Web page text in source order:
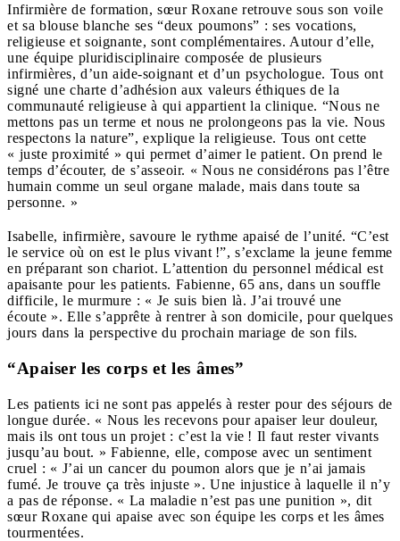
Infirmière de formation, sœur Roxane retrouve sous son voile
et sa blouse blanche ses “deux poumons” : ses vocations,
religieuse et soignante, sont complémentaires. Autour d’elle,
une équipe pluridisciplinaire composée de plusieurs
infirmières, d’un aide-soignant et d’un psychologue. Tous ont
signé une charte d’adhésion aux valeurs éthiques de la
communauté religieuse à qui appartient la clinique. “Nous ne
mettons pas un terme et nous ne prolongeons pas la vie. Nous
respectons la nature”, explique la religieuse. Tous ont cette
« juste proximité » qui permet d’aimer le patient. On prend le
temps d’écouter, de s’asseoir. « Nous ne considérons pas l’être
humain comme un seul organe malade, mais dans toute sa
personne. »
Isabelle, infirmière, savoure le rythme apaisé de l’unité. “C’est
le service où on est le plus vivant !”, s’exclame la jeune femme
en préparant son chariot. L’attention du personnel médical est
apaisante pour les patients. Fabienne, 65 ans, dans un souffle
difficile, le murmure : « Je suis bien là. J’ai trouvé une
écoute ». Elle s’apprête à rentrer à son domicile, pour quelques
jours dans la perspective du prochain mariage de son fils.
“Apaiser les corps et les âmes”
Les patients ici ne sont pas appelés à rester pour des séjours de
longue durée. « Nous les recevons pour apaiser leur douleur,
mais ils ont tous un projet : c’est la vie ! Il faut rester vivants
jusqu’au bout. » Fabienne, elle, compose avec un sentiment
cruel : « J’ai un cancer du poumon alors que je n’ai jamais
fumé. Je trouve ça très injuste ». Une injustice à laquelle il n’y
a pas de réponse. « La maladie n’est pas une punition », dit
sœur Roxane qui apaise avec son équipe les corps et les âmes
tourmentées.